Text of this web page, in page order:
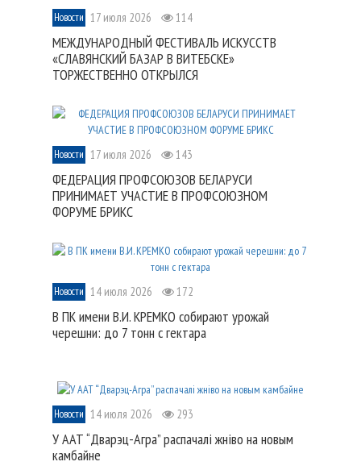
Новости 17 июля 2026 114
МЕЖДУНАРОДНЫЙ ФЕСТИВАЛЬ ИСКУССТВ
«СЛАВЯНСКИЙ БАЗАР В ВИТЕБСКЕ»
ТОРЖЕСТВЕННО ОТКРЫЛСЯ
Новости 17 июля 2026 143
ФЕДЕРАЦИЯ ПРОФСОЮЗОВ БЕЛАРУСИ
ПРИНИМАЕТ УЧАСТИЕ В ПРОФСОЮЗНОМ
ФОРУМЕ БРИКС
Новости 14 июля 2026 172
В ПК имени В.И. КРЕМКО собирают урожай
черешни: до 7 тонн с гектара
Новости 14 июля 2026 293
У ААТ “Дварэц-Агра” распачалі жніво на новым
камбайне